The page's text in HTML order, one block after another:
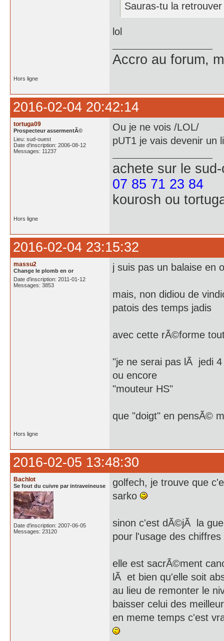
Sauras-tu la
lol
Accro au forum,
Hors ligne
2016-02-04 20:42:14
tortuga09
Prospecteur assermentÃ©
Lieu: sud-ouest
Date d'inscription: 2006-08-12
Messages: 11237
Ou je ne vois /LOL/
pUT1 je vais devenir un
achete sur le
07 85 71 23 84
kourosh ou
Hors ligne
2016-02-04 23:15:32
massu2
Change le plomb en or
Date d'inscription: 2011-01-12
Messages: 3853
j suis pas un balaise en
mais, non didiou de
patois des temps jadis
avec cette rÃ©forme
"je ne serai pas lÃ jedi
ou encore
"mouteur HS"
que "doigt" en pensÃ©
Hors ligne
2016-02-05 13:48:30
Bachlot
Se fout du cuivre par intraveineuse
Date d'inscription: 2007-06-05
Messages: 23120
golfech, je trouve que
sarko
sinon c'est dÃ©jÃ la
pour l'usage des chiffres
elle est sacrÃ©ment
lÃ et bien qu'elle soit
au lieu de remonter le
baisser celui des
en meme temps c'est